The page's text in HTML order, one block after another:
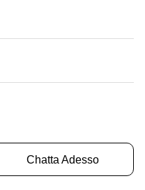
Chatta Adesso